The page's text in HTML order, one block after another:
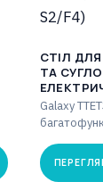
CТІЛ
ТА
Galaxy
який у
дозволяє…